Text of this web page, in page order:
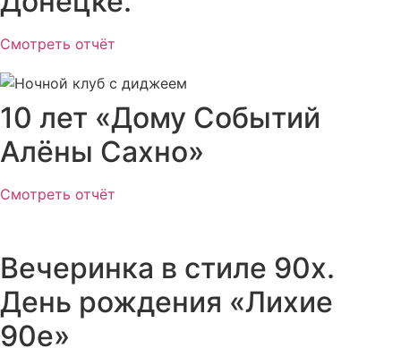
Смотреть отчёт
10 лет «Дому Событий
Алёны Сахно»
Смотреть отчёт
Вечеринка в стиле 90х.
День рождения «Лихие
90е»